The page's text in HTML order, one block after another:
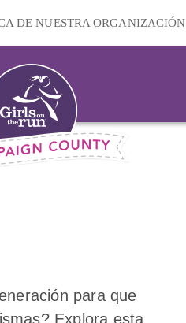
DE NUESTRA ORGANIZACIÓN
para que
Explora esta